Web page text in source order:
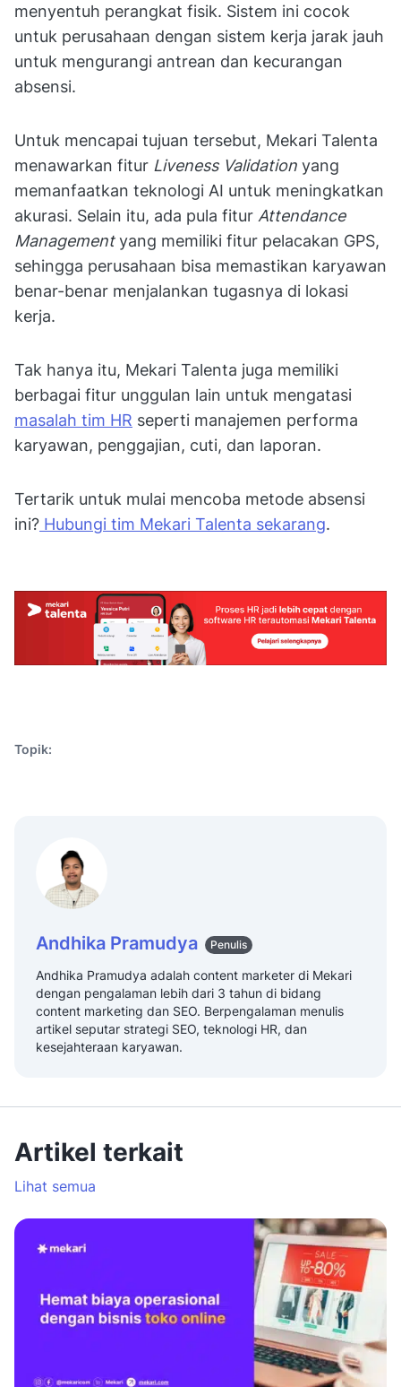
menyentuh perangkat fisik. Sistem ini cocok
untuk perusahaan dengan sistem kerja jarak jauh
untuk mengurangi antrean dan kecurangan
absensi.
Untuk mencapai tujuan tersebut, Mekari Talenta
menawarkan fitur Liveness Validation yang
memanfaatkan teknologi AI untuk meningkatkan
akurasi. Selain itu, ada pula fitur Attendance
Managementyang memiliki fitur pelacakan GPS,
sehingga perusahaan bisa memastikan karyawan
benar-benar menjalankan tugasnya di lokasi
kerja.
Tak hanya itu, Mekari Talenta juga memiliki
berbagai fitur unggulan lain untuk mengatasi
masalah tim HR seperti manajemen performa
karyawan, penggajian, cuti, dan laporan.
Tertarik untuk mulai mencoba metode absensi
ini? Hubungi tim Mekari Talenta sekarang.
Topik:
Andhika Pramudya Penulis
Andhika Pramudya adalah content marketer di Mekari
dengan pengalaman lebih dari 3 tahun di bidang
content marketing dan SEO. Berpengalaman menulis
artikel seputar strategi SEO, teknologi HR, dan
kesejahteraan karyawan.
Artikel terkait
Lihat semua